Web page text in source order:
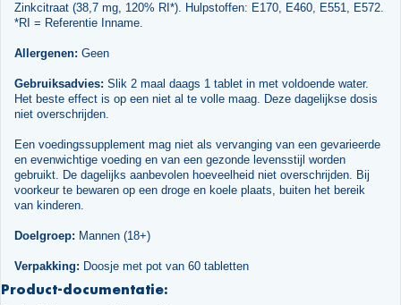
Zinkcitraat (38,7 mg, 120% RI*). Hulpstoffen: E170, E460, E551, E572.
*RI = Referentie Inname.
Allergenen: Geen
Gebruiksadvies: Slik 2 maal daags 1 tablet in met voldoende water.
Het beste effect is op een niet al te volle maag. Deze dagelijkse dosis
niet overschrijden.
Een voedingssupplement mag niet als vervanging van een gevarieerde
en evenwichtige voeding en van een gezonde levensstijl worden
gebruikt. De dagelijks aanbevolen hoeveelheid niet overschrijden. Bij
voorkeur te bewaren op een droge en koele plaats, buiten het bereik
van kinderen.
Doelgroep: Mannen (18+)
Verpakking: Doosje met pot van 60 tabletten
Product-documentatie: